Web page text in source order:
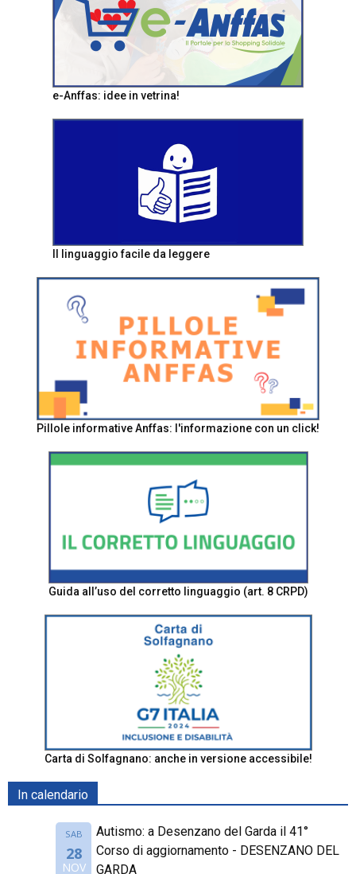
e-Anffas: idee in vetrina!
Il linguaggio facile da leggere
Pillole informative Anffas: l'informazione con un click!
Guida all’uso del corretto linguaggio (art. 8 CRPD)
Carta di Solfagnano: anche in versione accessibile!
In calendario
SAB
28
NOV
Autismo: a Desenzano del Garda il 41°
Corso di aggiornamento - DESENZANO DEL
GARDA